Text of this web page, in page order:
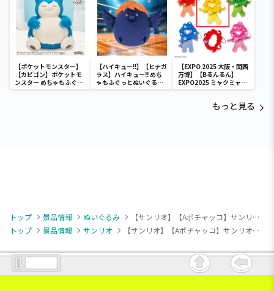
【ポケットモンスター】
【カビゴン】ポケットモ
ンスター めちゃもふぐっ
と ほっこりいやされぬい
【ハイキュー!!】【ヒナガ
ラス】ハイキュー!! めち
ゃもふぐっとぬいぐるみ
～ヒナガラス～
【EXPO 2025 大阪・関西
万博】【Bるんるん】
EXPO2025 ミャクミャク
カラフルゴム紐付きぬい
もっと見る
トップ 景品情報 ぬいぐるみ
【サンリオ】【Aポチャッコ】サンリオキャラクターズ さんさんぴくにっく！ドールBIGタイプ2
トップ
景品情報 サンリオ 【サンリオ】【Aポチャッコ】サンリオキャラクターズ さんさんぴくにっく！ドールBIGタイプ2